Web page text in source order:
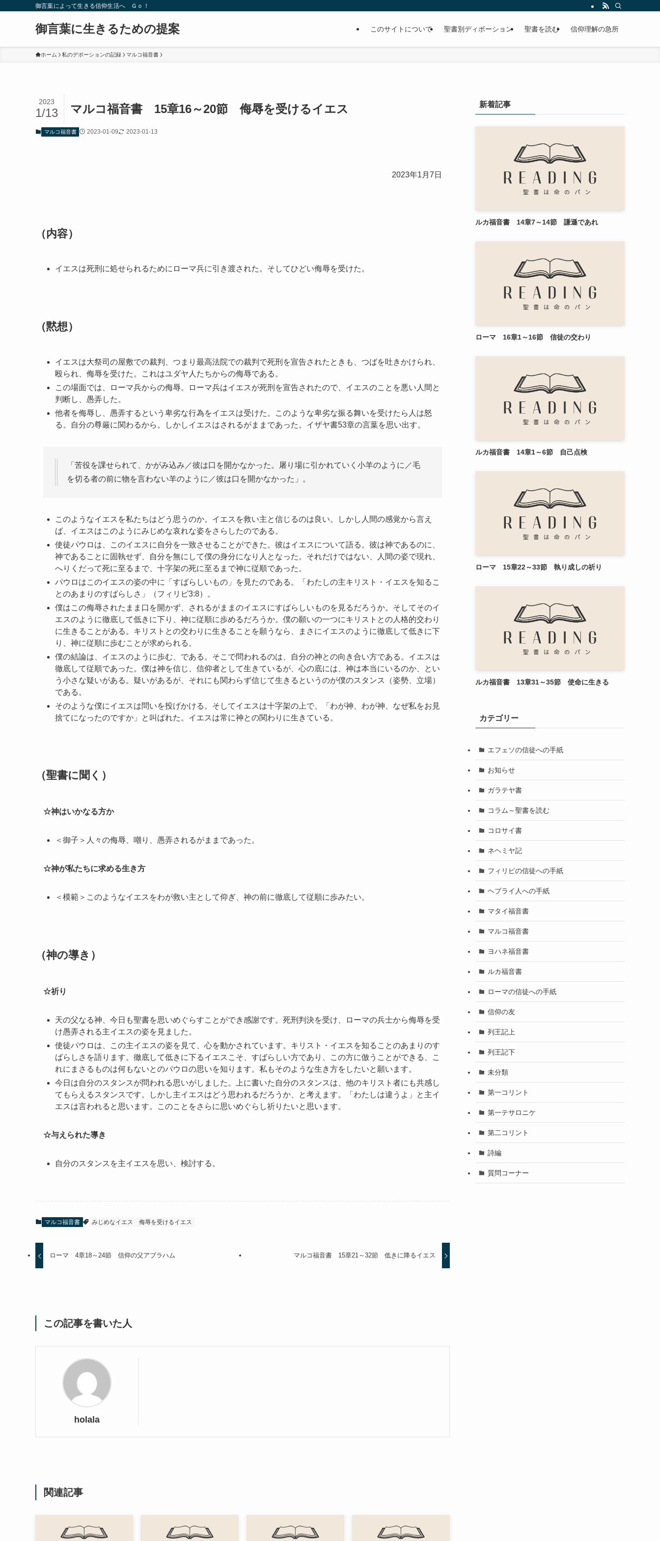
御言葉によって生きる信仰生活へ Ｇｏ！
御言葉に生きるための提案 このサイトについて 聖書別ディボーション 聖書を読む 信仰理解の急所
ホーム 私のデボーションの記録 マルコ福音書
マルコ福音書 15章16～20節 侮辱を受けるイエス
2023
1/13
マルコ福音書 2023-01-09 2023-01-13
2023年1月7日
（内容）
イエスは死刑に処せられるためにローマ兵に引き渡された。そしてひどい侮辱を受けた。
（黙想）
イエスは大祭司の屋敷での裁判、つまり最高法院での裁判で死刑を宣告されたときも、つばを吐きかけられ、
殴られ、侮辱を受けた。これはユダヤ人たちからの侮辱である。
この場面では、ローマ兵からの侮辱。ローマ兵はイエスが死刑を宣告されたので、イエスのことを悪い人間と
判断し、愚弄した。
他者を侮辱し、愚弄するという卑劣な行為をイエスは受けた。このような卑劣な振る舞いを受けたら人は怒
る。自分の尊厳に関わるから。しかしイエスはされるがままであった。イザヤ書53章の言葉を思い出す。
「苦役を課せられて、かがみ込み／彼は口を開かなかった。屠り場に引かれていく小羊のように／毛
を切る者の前に物を言わない羊のように／彼は口を開かなかった」。
このようなイエスを私たちはどう思うのか。イエスを救い主と信じるのは良い。しかし人間の感覚から言え
ば、イエスはこのようにみじめな哀れな姿をさらしたのである。
使徒パウロは、このイエスに自分を一致させることができた。彼はイエスについて語る。彼は神であるのに、
神であることに固執せず、自分を無にして僕の身分になり人となった。それだけではない、人間の姿で現れ、
へりくだって死に至るまで、十字架の死に至るまで神に従順であった。
パウロはこのイエスの姿の中に「すばらしいもの」を見たのである。「わたしの主キリスト・イエスを知るこ
とのあまりのすばらしさ」（フィリピ3:8）。
僕はこの侮辱されたまま口を開かず、されるがままのイエスにすばらしいものを見るだろうか。そしてそのイ
エスのように徹底して低きに下り、神に従順に歩めるだろうか。僕の願いの一つにキリストとの人格的交わり
に生きることがある。キリストとの交わりに生きることを願うなら、まさにイエスのように徹底して低きに下
り、神に従順に歩むことが求められる。
僕の結論は、イエスのように歩む、である。そこで問われるのは、自分の神との向き合い方である。イエスは
徹底して従順であった。僕は神を信じ、信仰者として生きているが、心の底には、神は本当にいるのか、とい
う小さな疑いがある。疑いがあるが、それにも関わらず信じて生きるというのが僕のスタンス（姿勢、立場）
である。
そのような僕にイエスは問いを投げかける。そしてイエスは十字架の上で、「わが神、わが神、なぜ私をお見
捨てになったのですか」と叫ばれた。イエスは常に神との関わりに生きている。
（聖書に聞く）
☆神はいかなる方か
＜御子＞人々の侮辱、嘲り、愚弄されるがままであった。
☆神が私たちに求める生き方
＜模範＞このようなイエスをわが救い主として仰ぎ、神の前に徹底して従順に歩みたい。
（神の導き）
☆祈り
天の父なる神、今日も聖書を思いめぐらすことができ感謝です。死刑判決を受け、ローマの兵士から侮辱を受
け愚弄される主イエスの姿を見ました。
使徒パウロは、この主イエスの姿を見て、心を動かされています。キリスト・イエスを知ることのあまりのす
ばらしさを語ります。徹底して低きに下るイエスこそ、すばらしい方であり、この方に倣うことができる、こ
れにまさるものは何もないとのパウロの思いを知ります。私もそのような生き方をしたいと願います。
今日は自分のスタンスが問われる思いがしました。上に書いた自分のスタンスは、他のキリスト者にも共感し
てもらえるスタンスです。しかし主イエスはどう思われるだろうか、と考えます。「わたしは違うよ」と主イ
エスは言われると思います。このことをさらに思いめぐらし祈りたいと思います。
☆与えられた導き
自分のスタンスを主イエスを思い、検討する。
マルコ福音書 みじめなイエス 侮辱を受けるイエス
ローマ 4章18～24節 信仰の父アブラハム マルコ福音書 15章21～32節 低きに降るイエス
この記事を書いた人
holala
関連記事
新着記事
ルカ福音書 14章7～14節 謙遜であれ
ローマ 16章1～16節 信徒の交わり
ルカ福音書 14章1～6節 自己点検
ローマ 15章22～33節 執り成しの祈り
ルカ福音書 13章31～35節 使命に生きる
カテゴリー
エフェソの信徒への手紙
お知らせ
ガラテヤ書
コラム～聖書を読む
コロサイ書
ネヘミヤ記
フィリピの信徒への手紙
ヘブライ人への手紙
マタイ福音書
マルコ福音書
ヨハネ福音書
ルカ福音書
ローマの信徒への手紙
信仰の友
列王記上
列王記下
未分類
第一コリント
第一テサロニケ
第二コリント
詩編
質問コーナー